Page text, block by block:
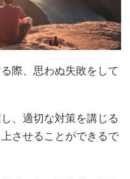
際、思わぬ失敗をして
、適切な対策を講じる
させることができるで